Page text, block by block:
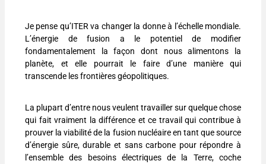
Je pense qu’ITER va changer la donne à l’échelle mondiale.
L’énergie de fusion a le potentiel de modifier
fondamentalement la façon dont nous alimentons la
planète, et elle pourrait le faire d’une manière qui
transcende les frontières géopolitiques.
La plupart d’entre nous veulent travailler sur quelque chose
qui fait vraiment la différence et ce travail qui contribue à
prouver la viabilité de la fusion nucléaire en tant que source
d’énergie sûre, durable et sans carbone pour répondre à
l’ensemble des besoins électriques de la Terre, coche